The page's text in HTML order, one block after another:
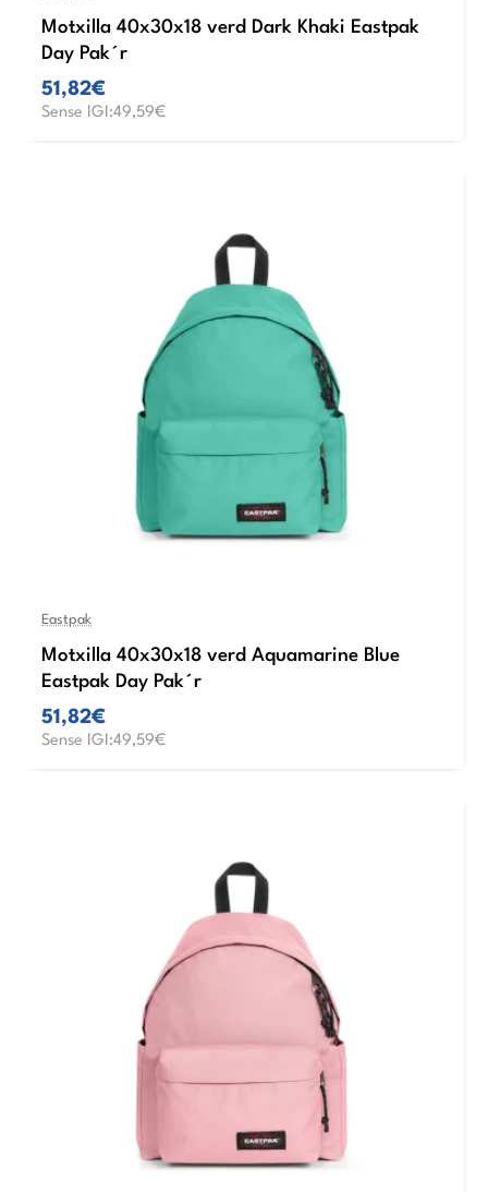
Motxilla 40x30x18 verd Dark Khaki Eastpak
Day Pak´r
51,82€
Sense IGI:49,59€
Eastpak
Motxilla 40x30x18 verd Aquamarine Blue
Eastpak Day Pak´r
51,82€
Sense IGI:49,59€